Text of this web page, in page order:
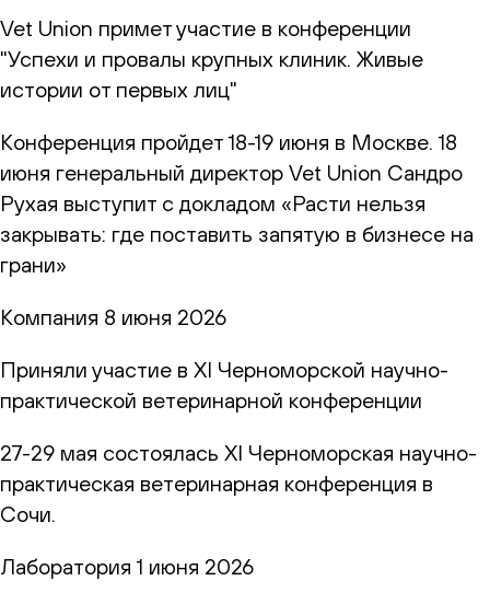
Vet Union примет участие в конференции
"Успехи и провалы крупных клиник. Живые
истории от первых лиц"
Конференция пройдет 18-19 июня в Москве. 18
июня генеральный директор Vet Union Сандро
Рухая выступит с докладом «Расти нельзя
закрывать: где поставить запятую в бизнесе на
грани»
Компания 8 июня 2026
Приняли участие в XI Черноморской научно-
практической ветеринарной конференции
27-29 мая состоялась XI Черноморская научно-
практическая ветеринарная конференция в
Сочи.
Лаборатория 1 июня 2026